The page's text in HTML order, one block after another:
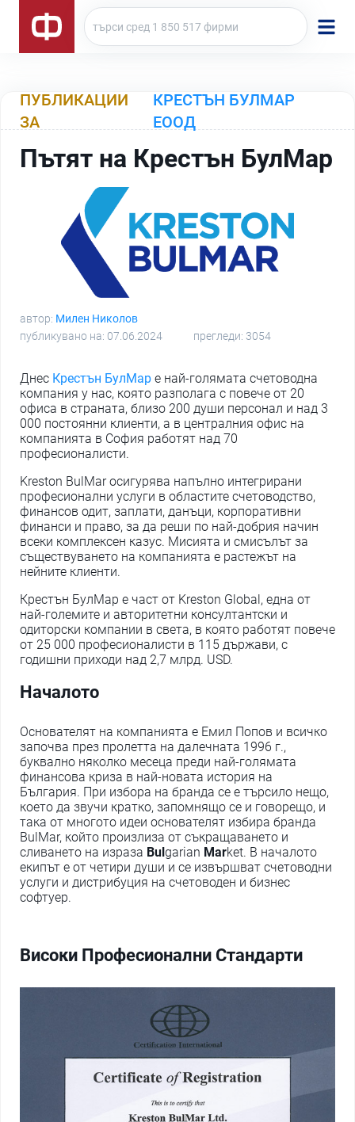
ПУБЛИКАЦИИ
ЗА
КРЕСТЪН БУЛМАР
ЕООД
Пътят на Крестън БулМар
автор: Милен Николов
публикувано на: 07.06.2024
прегледи: 3054
Днес Крестън БулМар е най-голямата счетоводна
компания у нас, която разполага с повече от 20
офиса в страната, близо 200 души персонал и над 3
000 постоянни клиенти, а в централния офис на
компанията в София работят над 70
професионалисти.
Kreston BulMar осигурява напълно интегрирани
професионални услуги в областите счетоводство,
финансов одит, заплати, данъци, корпоративни
финанси и право, за да реши по най-добрия начин
всеки комплексен казус. Мисията и смисълът за
съществуването на компанията е растежът на
нейните клиенти.
Крестън БулМар е част от Kreston Global, една от
най-големите и авторитетни консултантски и
одиторски компании в света, в която работят повече
от 25 000 професионалисти в 115 държави, с
годишни приходи над 2,7 млрд. USD.
Началото
Основателят на компанията е Емил Попов и всичко
започва през пролетта на далечната 1996 г.,
буквално няколко месеца преди най-голямата
финансова криза в най-новата история на
България. При избора на бранда се е търсило нещо,
което да звучи кратко, запомнящо се и говорещо, и
така от многото идеи основателят избира бранда
BulMar, който произлиза от съкращаването и
сливането на израза Bulgarian Market. В началото
екипът е от четири души и се извършват счетоводни
услуги и дистрибуция на счетоводен и бизнес
софтуер.
Високи Професионални Стандарти